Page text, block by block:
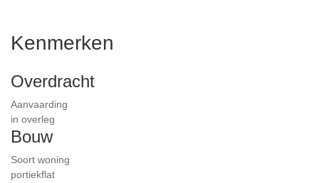
Kenmerken
Overdracht
Aanvaarding
in overleg
Bouw
Soort woning
portiekflat